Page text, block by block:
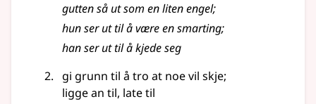
gutten så ut som en liten engel;
hun ser ut til å være en smarting;
han ser ut til å kjede seg
gi grunn til å tro at noe vil skje;
ligge an til, late til